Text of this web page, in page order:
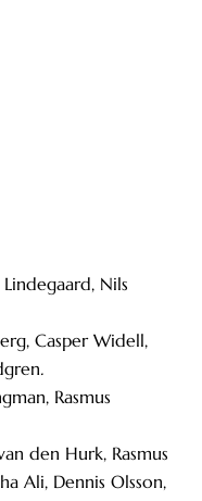
Nils
Casper Widell,
.
Rasmus
den Hurk, Rasmus
Ali, Dennis Olsson,